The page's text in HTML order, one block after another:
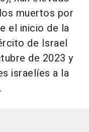
muertos por
el inicio de la
de Israel
de 2023 y
israelíes a la